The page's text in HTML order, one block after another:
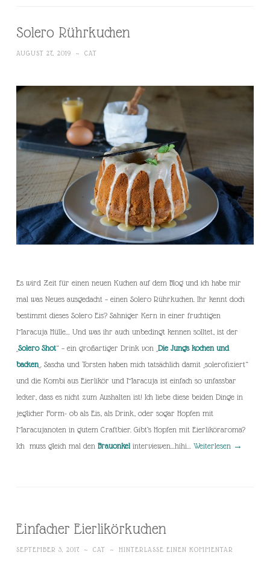
Solero Rührkuchen
AUGUST 27, 2019 ~ CAT
Es wird Zeit für einen neuen Kuchen auf dem Blog und ich habe mir
mal was Neues ausgedacht – einen Solero Rührkuchen. Ihr kennt doch
bestimmt dieses Solero Eis? Sahniger Kern in einer fruchtigen
Maracuja Hülle… Und was ihr auch unbedingt kennen solltet, ist der
Solero Shot“ – ein großartiger Drink von „ Die Jungs kochen und
backen„. Sascha und Torsten haben mich tatsächlich damit „solerofiziert“
und die Kombi aus Eierlikör und Maracuja ist einfach so unfassbar
lecker, dass es nicht zum Aushalten ist! Ich liebe diese beiden Dinge in
jeglicher Form- ob als Eis, als Drink, oder sogar Hopfen mit
Maracujanoten in gutem Craftbier. Gibt’s Hopfen mit Eierliköraroma?
Ich muss gleich mal den Brauonkelinterviewen…hihi… Weiterlesen →
Einfacher Eierlikörkuchen
SEPTEMBER 3, 2017 ~ CAT ~ HINTERLASSE EINEN KOMMENTAR